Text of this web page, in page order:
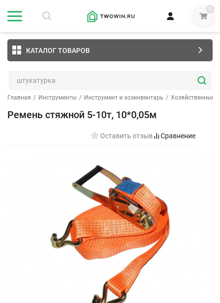
0
КАТАЛОГ ТОВАРОВ
Главная / Инструменты / Инструмент и хозинвентарь / Хозяйственный
Ремень стяжной 5-10т, 10*0,05м
Оставить отзыв Сравнение